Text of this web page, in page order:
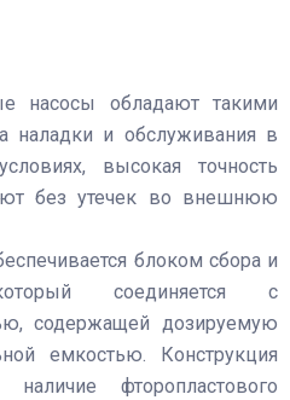
насосы обладают такими
наладки и обслуживания в
высокая точность
без утечек во внешнюю
блоком сбора и
соединяется с
содержащей дозируемую
емкостью. Конструкция
наличие фторопластового